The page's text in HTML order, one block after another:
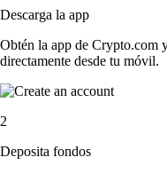
Descarga la app
Obtén la app de Crypto.com
directamente desde tu móvil.
2
Deposita fondos